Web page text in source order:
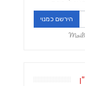
הירשם כמנוי